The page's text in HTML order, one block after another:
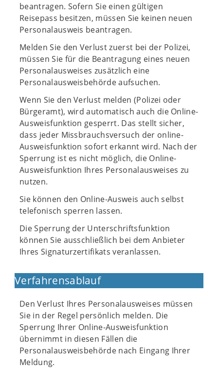
beantragen. Sofern Sie einen gültigen
Reisepass besitzen, müssen Sie keinen neuen
Personalausweis beantragen.
Melden Sie den Verlust zuerst bei der Polizei,
müssen Sie für die Beantragung eines neuen
Personalausweises zusätzlich eine
Personalausweisbehörde aufsuchen.
Wenn Sie den Verlust melden (Polizei oder
Bürgeramt), wird automatisch auch die Online-
Ausweisfunktion gesperrt. Das stellt sicher,
dass jeder Missbrauchsversuch der online-
Ausweisfunktion sofort erkannt wird. Nach der
Sperrung ist es nicht möglich, die Online-
Ausweisfunktion Ihres Personalausweises zu
nutzen.
Sie können den Online-Ausweis auch selbst
telefonisch sperren lassen.
Die Sperrung der Unterschriftsfunktion
können Sie ausschließlich bei dem Anbieter
Ihres Signaturzertifikats veranlassen.
Verfahrensablauf
Den Verlust Ihres Personalausweises müssen
Sie in der Regel persönlich melden. Die
Sperrung Ihrer Online-Ausweisfunktion
übernimmt in diesen Fällen die
Personalausweisbehörde nach Eingang Ihrer
Meldung.